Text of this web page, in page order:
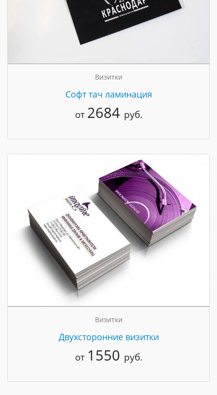
Визитки
Cофт тач ламинация
от 2684 руб.
Визитки
Двухсторонние визитки
от 1550 руб.